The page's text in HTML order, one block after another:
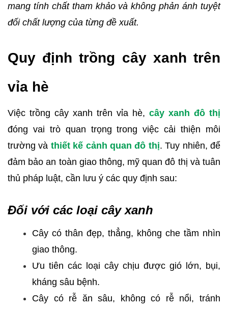
mang tính chất tham khảo và không phản ánh tuyệt
đối chất lượng của từng đề xuất.
Quy định trồng cây xanh trên
vỉa hè
Việc trồng cây xanh trên vỉa hè, cây xanh đô thị
đóng vai trò quan trọng trong việc cải thiện môi
trường và thiết kế cảnh quan đô thị. Tuy nhiên, để
đảm bảo an toàn giao thông, mỹ quan đô thị và tuân
thủ pháp luật, cần lưu ý các quy định sau:
Đối với các loại cây xanh
Cây có thân đẹp, thẳng, không che tầm nhìn
giao thông.
Ưu tiên các loại cây chịu được gió lớn, bụi,
kháng sâu bệnh.
Cây có rễ ăn sâu, không có rễ nổi, tránh